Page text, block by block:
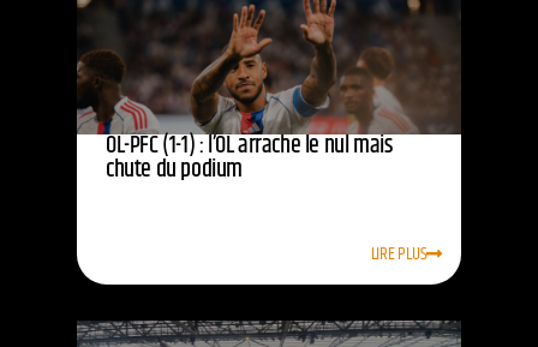
OL-PFC (1-1) : l’OL arrache le nul mais
chute du podium
LIRE PLUS